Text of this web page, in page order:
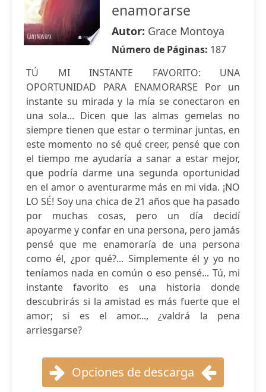
enamorarse
Autor: Grace Montoya
Número de Páginas: 187
TÚ MI INSTANTE FAVORITO: UNA
OPORTUNIDAD PARA ENAMORARSE Por un
instante su mirada y la mía se conectaron en
una sola... Dicen que las almas gemelas no
siempre tienen que estar o terminar juntas, en
este momento no sé qué creer, pensé que con
el tiempo me ayudaría a sanar a estar mejor,
que podría darme una segunda oportunidad
en el amor o aventurarme más en mi vida. ¡NO
LO SÉ! Soy una chica de 21 años que ha pasado
por muchas cosas, pero un día decidí
apoyarme y confar en una persona, pero jamás
pensé que me enamoraría de una persona
como él, ¿por qué?... Simplemente él y yo no
teníamos nada en común o eso pensé... Tú, mi
instante favorito es una historia donde
descubrirás si la amistad es más fuerte que el
amor; si es el amor..., ¿valdrá la pena
arriesgarse?
Opciones de descarga